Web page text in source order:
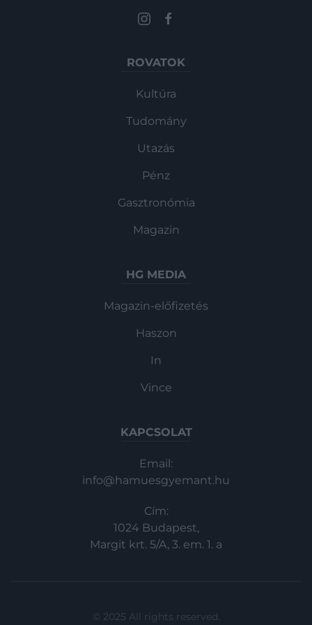
ROVATOK
Kultúra
Tudomány
Utazás
Pénz
Gasztronómia
Magazin
HG MEDIA
Magazin-előfizetés
Haszon
In
Vince
KAPCSOLAT
Email:
info@hamuesgyemant.hu
Cím:
1024 Budapest,
Margit krt. 5/A, 3. em. 1. a
© 2025 All rights reserved.